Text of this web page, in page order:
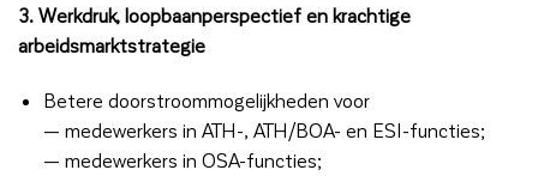
3. Werkdruk, loopbaanperspectief en krachtige
arbeidsmarktstrategie
Betere doorstroommogelijkheden voor
— medewerkers in ATH-, ATH/BOA- en ESI-functies;
— medewerkers in OSA-functies;